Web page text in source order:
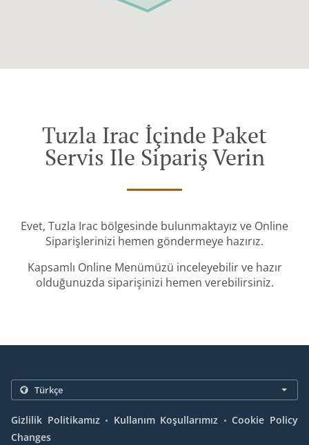
Tuzla Irac İçinde Paket
Servis Ile Sipariş Verin
Evet, Tuzla Irac bölgesinde bulunmaktayız ve Online
Siparişlerinizi hemen göndermeye hazırız.
Kapsamlı Online Menümüzü inceleyebilir ve hazır
olduğunuzda siparişinizi hemen verebilirsiniz.
Gizlilik Politikamız . Kullanım Koşullarımız . Cookie Policy
Changes